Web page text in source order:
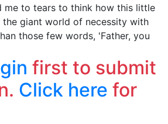
to tears to think how this little
giant world of necessity with
those few words, 'Father, you
first to submit
Click here for